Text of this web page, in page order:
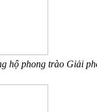
hộ phong trào Giải